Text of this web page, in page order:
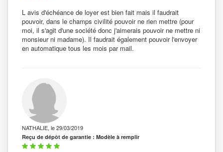
L avis d'échéance de loyer est bien fait mais il faudrait
pouvoir, dans le champs civilité pouvoir ne rien mettre (pour
moi, il s'agit d'une société donc j'aimerais pouvoir ne mettre ni
monsieur ni madame). Il faudrait également pouvoir l'envoyer
en automatique tous les mois par mail.
NATHALIE, le 29/03/2019
Reçu de dépôt de garantie : Modèle à remplir